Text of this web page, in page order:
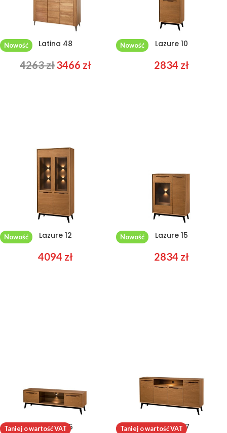
Latina 48
4263zł3466 zł
Lazure 10
2834 zł
Nowość
Lazure 12
4094 zł
Nowość
Lazure 15
2834 zł
Nowość
Lazure 25
Nowość
Lazure 47
Taniej o wartość VAT Taniej o wartość VAT